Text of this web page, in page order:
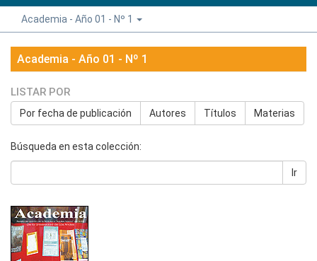
Academia - Año 01 - Nº 1
Academia - Año 01 - Nº 1
LISTAR POR
Por fecha de publicación Autores Títulos Materias
Búsqueda en esta colección:
Ir